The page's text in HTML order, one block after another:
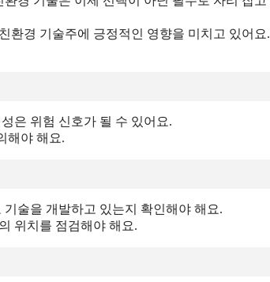
한 혁신적인 기술력으로 유명합니다.
에너지 효율성을 극대화하고 있습니다.
해하고 분석하면, 더 성공적인 투자 결정을 내
경 기술은 이제 선택이 아닌 필수로 자리 잡고